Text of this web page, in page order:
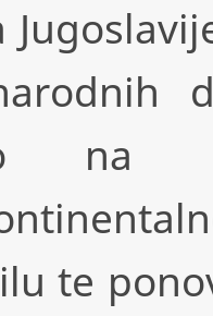
na
te